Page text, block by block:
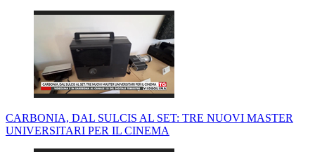
CARBONIA, DAL SULCIS AL SET: TRE NUOVI MASTER
UNIVERSITARI PER IL CINEMA